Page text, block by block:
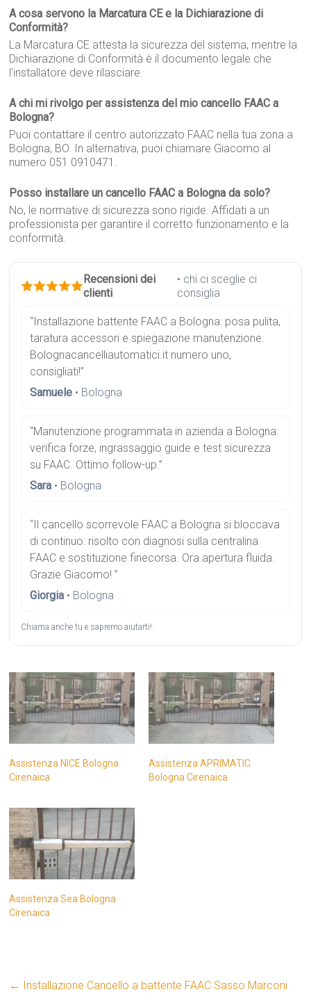
A cosa servono la Marcatura CE e la Dichiarazione di
Conformità?
La Marcatura CE attesta la sicurezza del sistema, mentre la
Dichiarazione di Conformità è il documento legale che
l'installatore deve rilasciare.
A chi mi rivolgo per assistenza del mio cancello FAAC a
Bologna?
Puoi contattare il centro autorizzato FAAC nella tua zona a
Bologna, BO. In alternativa, puoi chiamare Giacomo al
numero 051 0910471.
Posso installare un cancello FAAC a Bologna da solo?
No, le normative di sicurezza sono rigide. Affidati a un
professionista per garantire il corretto funzionamento e la
conformità.
Recensioni dei
clienti
• chi ci sceglie ci
consiglia
“Installazione battente FAAC a Bologna: posa pulita,
taratura accessori e spiegazione manutenzione.
Bolognacancelliautomatici.it numero uno,
consigliati!”
Samuele • Bologna
“Manutenzione programmata in azienda a Bologna:
verifica forze, ingrassaggio guide e test sicurezza
su FAAC. Ottimo follow-up.”
Sara • Bologna
“Il cancello scorrevole FAAC a Bologna si bloccava
di continuo: risolto con diagnosi sulla centralina
FAAC e sostituzione finecorsa. Ora apertura fluida.
Grazie Giacomo! ”
Giorgia • Bologna
Chiama anche tu e sapremo aiutarti!.
Assistenza NICE Bologna
Cirenaica
Assistenza APRIMATIC
Bologna Cirenaica
Assistenza Sea Bologna
Cirenaica
← Installazione Cancello a battente FAAC Sasso Marconi